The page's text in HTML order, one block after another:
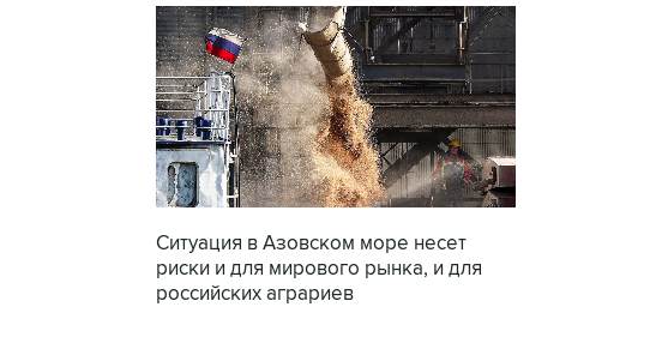
Ситуация в Азовском море несет
риски и для мирового рынка, и для
российских аграриев